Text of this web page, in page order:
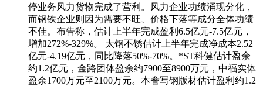
停业务风力货物完成了营利。风力企业功绩涌现分化，
而钢铁企业则因为需要不旺、价格下落等成分全体功绩
不佳。布告称，估计上半年完成盈利6.5亿元-7.5亿元，
增加272%-329%。 太钢不锈估计上半年完成净成本2.52
亿元-4.19亿元，同比降落50%-70%。*ST科健估计盈余
约1.2亿元，金路团体盈余约7900至8900万元，中福实体
盈余1700万元至2100万元。本誊写钢版材估计盈利约1.2